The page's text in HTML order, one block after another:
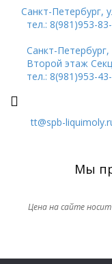
Санкт-Петербург,
тел.: 8(981)953-
Санкт-
Второй этаж
тел.: 8(981)953-
tt@spb-
Мы
Цена на сайте